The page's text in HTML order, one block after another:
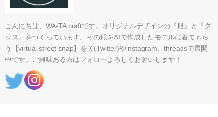
こんにちは、WA-TA craftです。オリジナルデザインの『服』と『グ
ッズ』をつくっています。その服をAIで作成したモデルに着てもら
う【virtual street snap】をＸ(Twitter)やInstagram、threadsで展開
中です。ご興味ある方はフォローよろしくお願いします！